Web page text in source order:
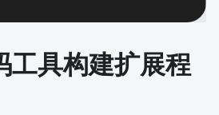
工具构建扩展程